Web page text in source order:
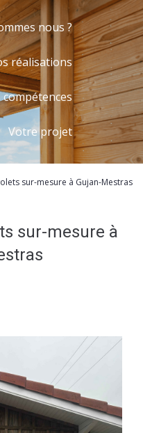
nous ?
réalisations
Votre projet
sur-mesure à Gujan-Mestras
sur-mesure à